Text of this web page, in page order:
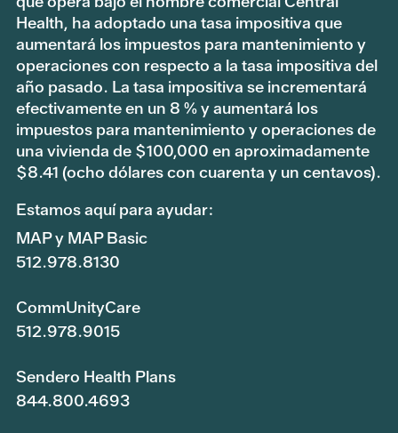
Health, ha adoptado una tasa impositiva que
aumentará los impuestos para mantenimiento y
operaciones con respecto a la tasa impositiva del
año pasado. La tasa impositiva se incrementará
efectivamente en un 8 % y aumentará los
impuestos para mantenimiento y operaciones de
una vivienda de $100,000 en aproximadamente
$8.41 (ocho dólares con cuarenta y un centavos).
Estamos aquí para ayudar:
MAP y MAP Basic
512.978.8130
CommUnityCare
512.978.9015
Sendero Health Plans
844.800.4693